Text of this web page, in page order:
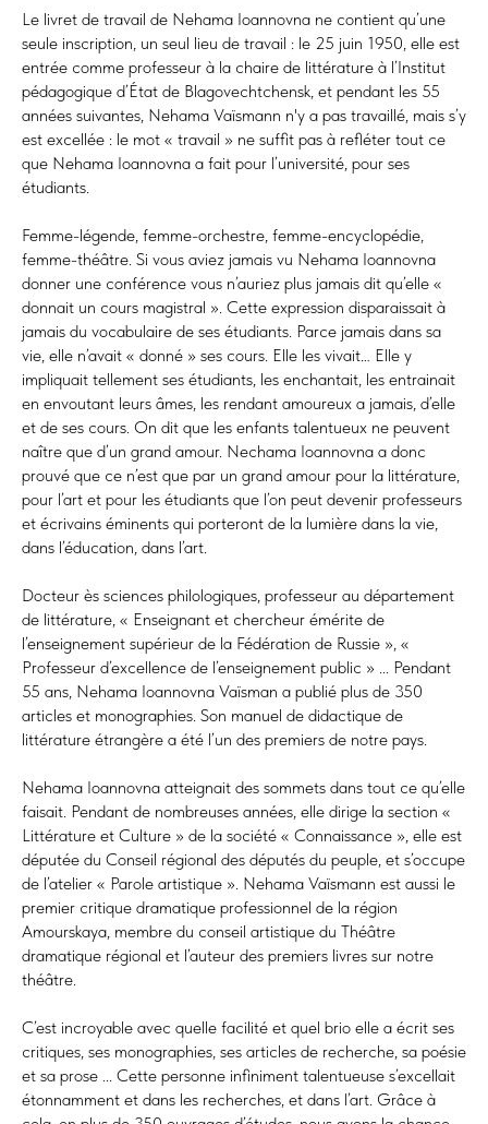
Le livret de travail de Nehama Ioannovna ne contient qu’une
seule inscription, un seul lieu de travail : le 25 juin 1950, elle est
entrée comme professeur à la chaire de littérature à l’Institut
pédagogique d’État de Blagovechtchensk, et pendant les 55
années suivantes, Nehama Vaїsmann n'y a pas travaillé, mais s’y
est excellée : le mot « travail » ne suffit pas à refléter tout ce
que Nehama Ioannovna a fait pour l’université, pour ses
étudiants.
Femme-légende, femme-orchestre, femme-encyclopédie,
femme-théâtre. Si vous aviez jamais vu Nehama Ioannovna
donner une conférence vous n’auriez plus jamais dit qu’elle «
donnait un cours magistral ». Cette expression disparaissait à
jamais du vocabulaire de ses étudiants. Parce jamais dans sa
vie, elle n’avait « donné » ses cours. Elle les vivait… Elle y
impliquait tellement ses étudiants, les enchantait, les entrainait
en envoutant leurs âmes, les rendant amoureux a jamais, d’elle
et de ses cours. On dit que les enfants talentueux ne peuvent
naître que d’un grand amour. Nechama Ioannovna a donc
prouvé que ce n’est que par un grand amour pour la littérature,
pour l’art et pour les étudiants que l’on peut devenir professeurs
et écrivains éminents qui porteront de la lumière dans la vie,
dans l’éducation, dans l’art.
Docteur ès sciences philologiques, professeur au département
de littérature, « Enseignant et chercheur émérite de
l’enseignement supérieur de la Fédération de Russie », «
Professeur d’excellence de l’enseignement public » ... Pendant
55 ans, Nehama Ioannovna Vaїsman a publié plus de 350
articles et monographies. Son manuel de didactique de
littérature étrangère a été l’un des premiers de notre pays.
Nehama Ioannovna atteignait des sommets dans tout ce qu’elle
faisait. Pendant de nombreuses années, elle dirige la section «
Littérature et Culture » de la société « Connaissance », elle est
députée du Conseil régional des députés du peuple, et s’occupe
de l’atelier « Parole artistique ». Nehama Vaїsmann est aussi le
premier critique dramatique professionnel de la région
Amourskaya, membre du conseil artistique du Théâtre
dramatique régional et l’auteur des premiers livres sur notre
théâtre.
C’est incroyable avec quelle facilité et quel brio elle a écrit ses
critiques, ses monographies, ses articles de recherche, sa poésie
et sa prose ... Cette personne infiniment talentueuse s’excellait
étonnamment et dans les recherches, et dans l’art. Grâce à